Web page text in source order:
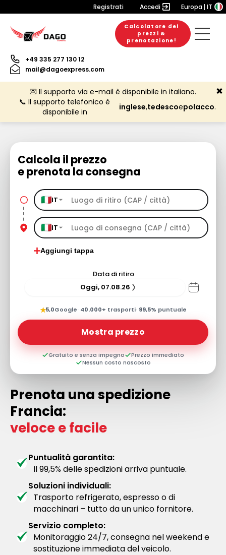
Registrati Accedi Europa IT
Calcolatore dei
prezzi &
prenotazione!
+49 335 277 130 12
mail@dagoexpress.com
💌 Il supporto via e-mail è disponibile in italiano.
📞 Il supporto telefonico è
disponibile in
inglese,tedescoepolacco.
Calcola il prezzo
e prenota la consegna
IT
IT
Aggiungi tappa
Data di ritiro
Oggi, 07.08.26
★5,0Google· 40.000+ trasporti· 99,5% puntuale
Mostra prezzo
Gratuito e senza impegno
Prezzo immediato
Nessun costo nascosto
Prenota una spedizione
Francia:
veloce e facile
Puntualità garantita:
Il 99,5% delle spedizioni arriva puntuale.
Soluzioni individuali:
Trasporto refrigerato, espresso o di
macchinari – tutto da un unico fornitore.
Servizio completo:
Monitoraggio 24/7, consegna nel weekend e
sostituzione immediata del veicolo.